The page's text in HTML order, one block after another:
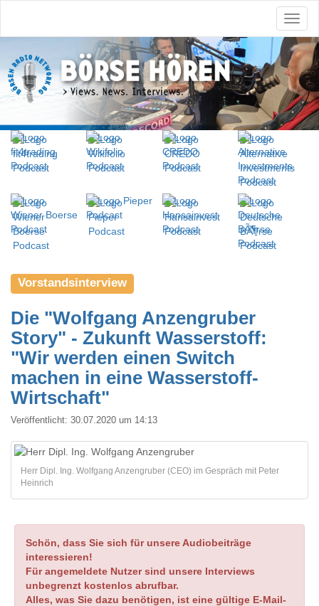
Vorstandsinterview
Die "Wolfgang Anzengruber
Story" - Zukunft Wasserstoff:
"Wir werden einen Switch
machen in eine Wasserstoff-
Wirtschaft"
Veröffentlicht: 30.07.2020 um 14:13
Herr Dipl. Ing. Wolfgang Anzengruber (CEO) im Gespräch mit Peter
Heinrich
Schön, dass Sie sich für unsere Audiobeiträge
interessieren!
Für angemeldete Nutzer sind unsere Interviews
unbegrenzt kostenlos abrufbar.
Alles, was Sie dazu benötigen, ist eine gültige E-Mail-